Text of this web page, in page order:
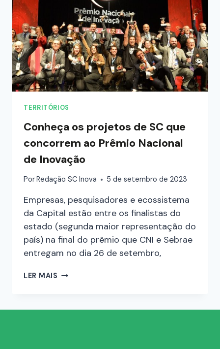
TERRITÓRIOS
Conheça os projetos de SC que
concorrem ao Prêmio Nacional
de Inovação
Por Redação SC Inova 5 de setembro de 2023
Empresas, pesquisadores e ecossistema
da Capital estão entre os finalistas do
estado (segunda maior representação do
país) na final do prêmio que CNI e Sebrae
entregam no dia 26 de setembro,
LER MAIS